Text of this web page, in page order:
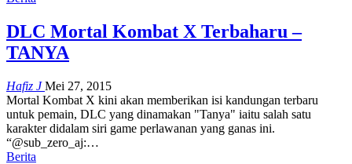
DLC Mortal Kombat X Terbaharu –
TANYA
Hafiz JMei 27, 2015
Mortal Kombat X kini akan memberikan isi kandungan terbaru
untuk pemain, DLC yang dinamakan "Tanya" iaitu salah satu
karakter didalam siri game perlawanan yang ganas ini.
“@sub_zero_aj:…
Berita